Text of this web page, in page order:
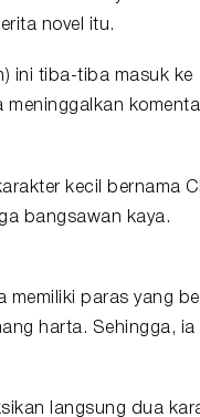
novel itu.
ini tiba-tiba masuk ke
meninggalkan
kecil bernama
bangsawan kaya.
memiliki paras yang
harta. Sehingga, ia
langsung dua